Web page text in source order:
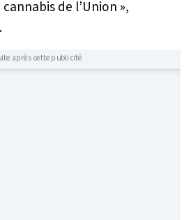
de l’Union »,
après cette publicité